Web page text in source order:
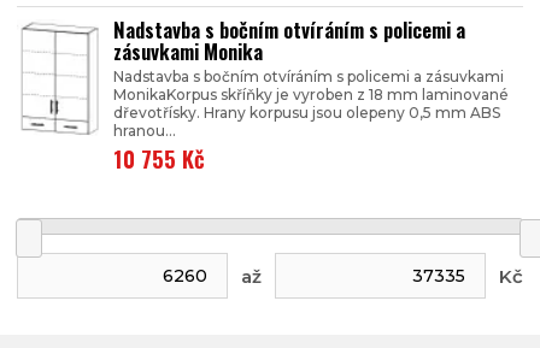
Nadstavba s bočním otvíráním s policemi a
zásuvkami Monika
Nadstavba s bočním otvíráním s policemi a zásuvkami
MonikaKorpus skříňky je vyroben z 18 mm laminované
dřevotřísky. Hrany korpusu jsou olepeny 0,5 mm ABS
hranou...
10 755 Kč
až Kč